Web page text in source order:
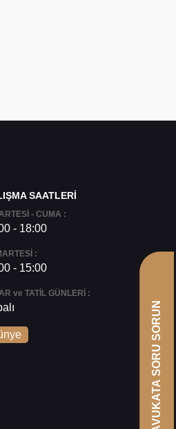
SAATLERİ
- CUMA :
- 18:00
:
- 15:00
ve TATİL GÜNLERİ :
AVUKATA SORU SORUN